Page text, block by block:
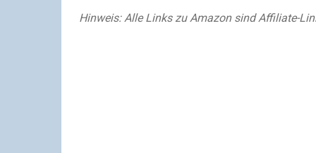
Hinweis: Alle Links zu Amazon sind Affiliate-